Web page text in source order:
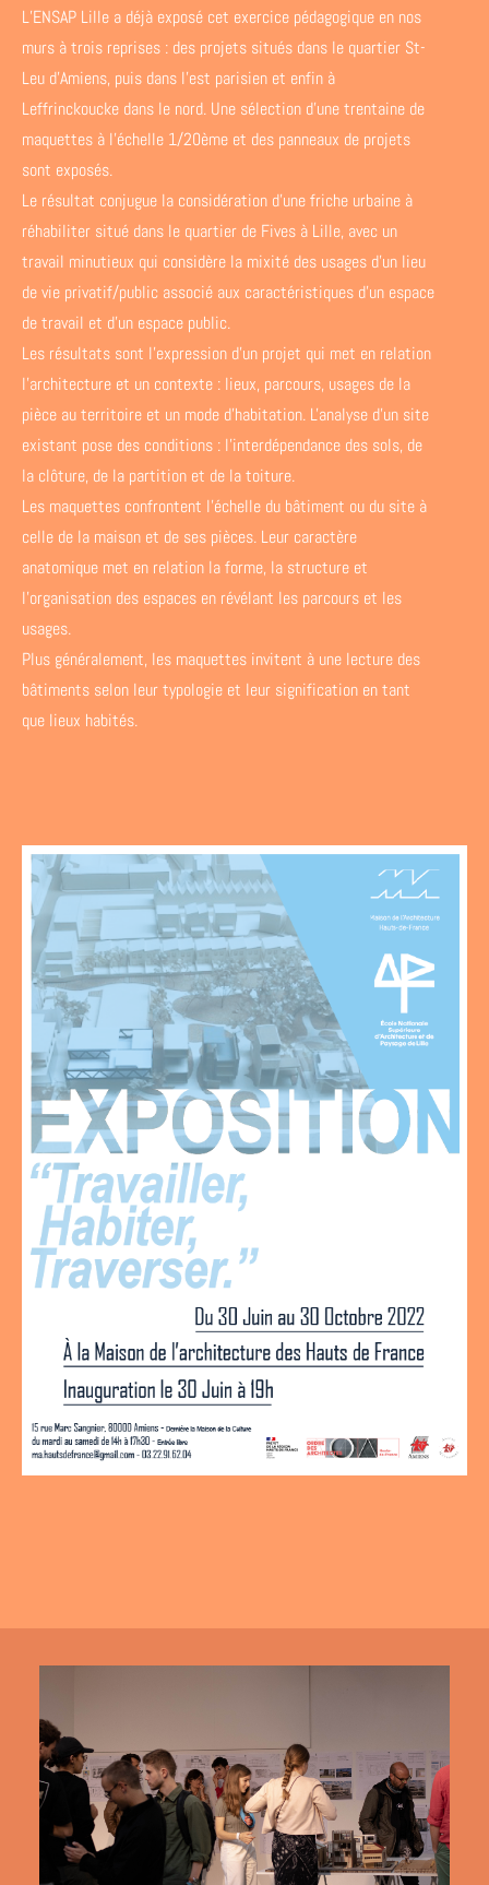
L’ENSAP Lille a déjà exposé cet exercice pédagogique en nos
murs à trois reprises : des projets situés dans le quartier St-
Leu d’Amiens, puis dans l’est parisien et enfin à
Leffrinckoucke dans le nord. Une sélection d’une trentaine de
maquettes à l’échelle 1/20ème et des panneaux de projets
sont exposés.
Le résultat conjugue la considération d’une friche urbaine à
réhabiliter situé dans le quartier de Fives à Lille, avec un
travail minutieux qui considère la mixité des usages d’un lieu
de vie privatif/public associé aux caractéristiques d’un espace
de travail et d’un espace public.
Les résultats sont l’expression d’un projet qui met en relation
l’architecture et un contexte : lieux, parcours, usages de la
pièce au territoire et un mode d’habitation. L'analyse d’un site
existant pose des conditions : l'interdépendance des sols, de
la clôture, de la partition et de la toiture.
Les maquettes confrontent l'échelle du bâtiment ou du site à
celle de la maison et de ses pièces. Leur caractère
anatomique met en relation la forme, la structure et
l'organisation des espaces en révélant les parcours et les
usages.
Plus généralement, les maquettes invitent à une lecture des
bâtiments selon leur typologie et leur signification en tant
que lieux habités.